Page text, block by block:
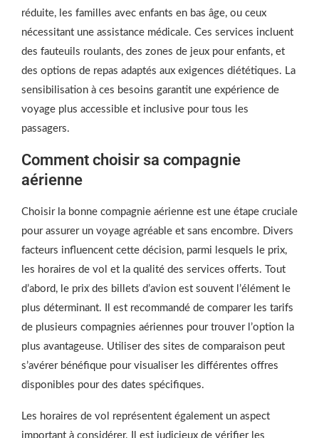
réduite, les familles avec enfants en bas âge, ou ceux
nécessitant une assistance médicale. Ces services incluent
des fauteuils roulants, des zones de jeux pour enfants, et
des options de repas adaptés aux exigences diététiques. La
sensibilisation à ces besoins garantit une expérience de
voyage plus accessible et inclusive pour tous les
passagers.
Comment choisir sa compagnie
aérienne
Choisir la bonne compagnie aérienne est une étape cruciale
pour assurer un voyage agréable et sans encombre. Divers
facteurs influencent cette décision, parmi lesquels le prix,
les horaires de vol et la qualité des services offerts. Tout
d’abord, le prix des billets d’avion est souvent l’élément le
plus déterminant. Il est recommandé de comparer les tarifs
de plusieurs compagnies aériennes pour trouver l’option la
plus avantageuse. Utiliser des sites de comparaison peut
s’avérer bénéfique pour visualiser les différentes offres
disponibles pour des dates spécifiques.
Les horaires de vol représentent également un aspect
important à considérer. Il est judicieux de vérifier les